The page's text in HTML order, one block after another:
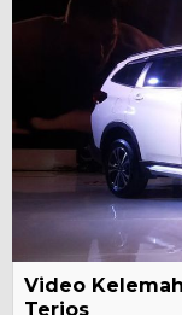
Video
Terios